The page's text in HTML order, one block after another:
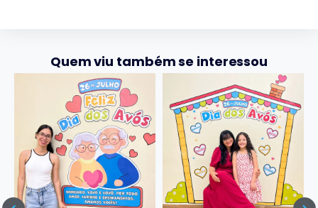
Quem viu também se interessou